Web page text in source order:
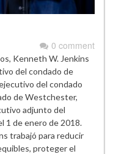
0 comment
Kenneth W. Jenkins
del condado de
del condado
de Westchester,
adjunto del
1 de enero de 2018.
trabajó para reducir
proteger el